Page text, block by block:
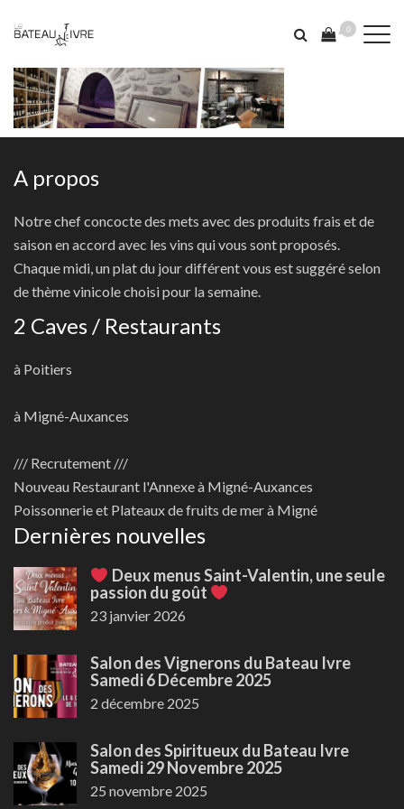
0
A propos
Notre chef concocte des mets avec des produits frais et de
saison en accord avec les vins qui vous sont proposés.
Chaque midi, un plat du jour différent vous est suggéré selon
de thème vinicole choisi pour la semaine.
2 Caves / Restaurants
à Poitiers
à Migné-Auxances
/// Recrutement ///
Nouveau Restaurant l'Annexe à Migné-Auxances
Poissonnerie et Plateaux de fruits de mer à Migné
Dernières nouvelles
Deux menus Saint-Valentin, une seule
passion du goût
23 janvier 2026
Salon des Vignerons du Bateau Ivre
Samedi 6 Décembre 2025
2 décembre 2025
Salon des Spiritueux du Bateau Ivre
Samedi 29 Novembre 2025
25 novembre 2025